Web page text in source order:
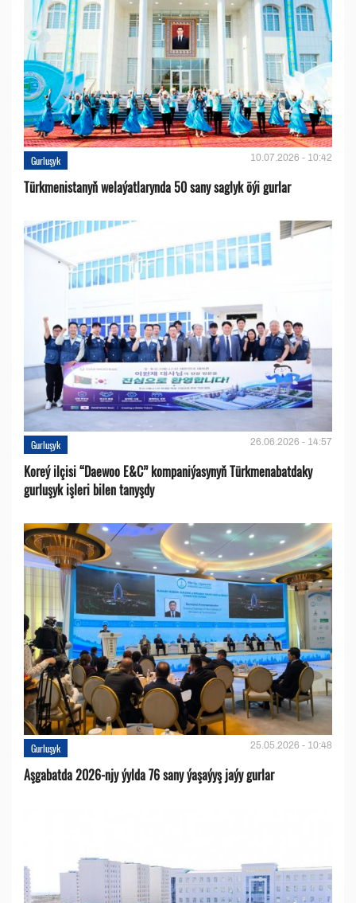
Gurluşyk 10.07.2026 - 10:42
Türkmenistanyň welaýatlarynda 50 sany saglyk öýi gurlar
Gurluşyk 26.06.2026 - 14:57
Koreý ilçisi “Daewoo E&C” kompaniýasynyň Türkmenabatdaky
gurluşyk işleri bilen tanyşdy
Gurluşyk 25.05.2026 - 10:48
Aşgabatda 2026-njy ýylda 76 sany ýaşaýyş jaýy gurlar